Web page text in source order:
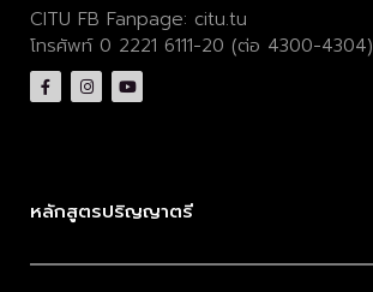
CITU FB Fanpage: citu.tu
โทรศัพท์ 0 2221 6111-20 (ต่อ 4300-4304)
หลักสูตรปริญญาตรี